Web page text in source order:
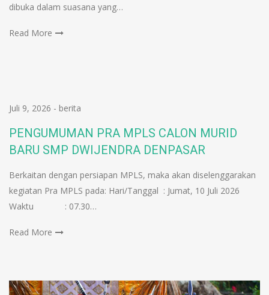
dibuka dalam suasana yang…
Read More
Juli 9, 2026 - berita
PENGUMUMAN PRA MPLS CALON MURID
BARU SMP DWIJENDRA DENPASAR
Berkaitan dengan persiapan MPLS, maka akan diselenggarakan
kegiatan Pra MPLS pada: Hari/Tanggal : Jumat, 10 Juli 2026
Waktu : 07.30…
Read More